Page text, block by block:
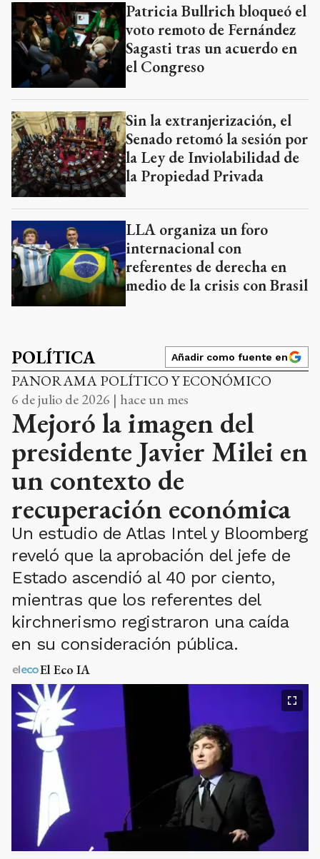
Patricia Bullrich bloqueó el
voto remoto de Fernández
Sagasti tras un acuerdo en
el Congreso
Sin la extranjerización, el
Senado retomó la sesión por
la Ley de Inviolabilidad de
la Propiedad Privada
LLA organiza un foro
internacional con
referentes de derecha en
medio de la crisis con Brasil
POLÍTICA Añadir como fuente en
PANORAMA POLÍTICO Y ECONÓMICO
6 de julio de 2026 | hace un mes
Mejoró la imagen del
presidente Javier Milei en
un contexto de
recuperación económica
Un estudio de Atlas Intel y Bloomberg
reveló que la aprobación del jefe de
Estado ascendió al 40 por ciento,
mientras que los referentes del
kirchnerismo registraron una caída
en su consideración pública.
El Eco IA